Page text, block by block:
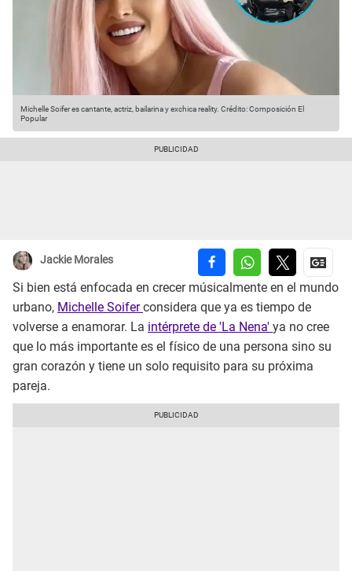
Michelle Soifer es cantante, actriz, bailarina y exchica reality. Crédito: Composición El
Popular
Jackie Morales
Si bien está enfocada en crecer músicalmente en el mundo
urbano, Michelle Soiferconsidera que ya es tiempo de
volverse a enamorar. La intérprete de 'La Nena' ya no cree
que lo más importante es el físico de una persona sino su
gran corazón y tiene un solo requisito para su próxima
pareja.